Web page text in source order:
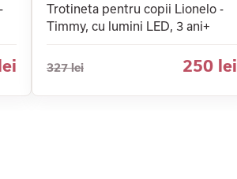
Trotineta pentru copii Lionelo -
Timmy, cu lumini LED, 3 ani+
327 lei 250 lei